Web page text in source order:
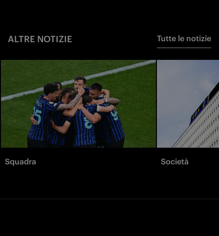
ALTRE NOTIZIE Tutte le notizie
Squadra Società